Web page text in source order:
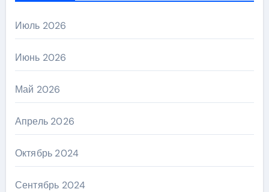
Июль 2026
Июнь 2026
Май 2026
Апрель 2026
Октябрь 2024
Сентябрь 2024